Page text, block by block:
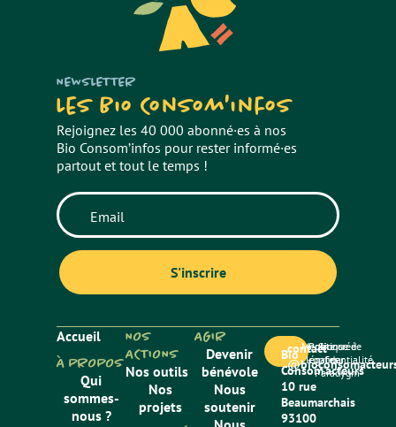
NEWSLETTER
Les Bio Consom'infos
Rejoignez les 40 000 abonné·es à nos
Bio Consom’infos pour rester informé·es
partout et tout le temps !
Accueil
À PROPOS
Qui
sommes-
nous ?
NOS
ACTIONS
Nos outils
Nos
projets
AGIR
Devenir
bénévole
Nous
soutenir
Bio
Consom’acteurs
10 rue
Beaumarchais
93100
contact
Mentions
légales
Politique de
confidentialité
Site créé
par
Paradygm